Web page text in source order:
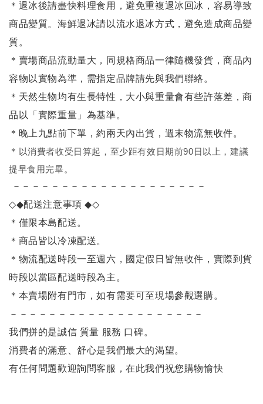
＊退冰後請盡快料理食用，避免重複退冰回冰，容易導致
商品變質。海鮮退冰請以流水退冰方式，避免造成商品變
質。
＊賣場商品流動量大，同規格商品一律隨機發貨，商品內
容物以實物為準，需指定品牌請先與我們聯絡。
＊天然生物均有生長特性，大小與重量會有些許落差，商
品以「實際重量」為基準。
＊晚上九點前下單，約兩天內出貨，週末物流無收件。
＊ 以消費者收受日算起，至少距有效日期前90日以上，建議
提早食用完畢。
－－－－－－－－－－－－－－－－－－－－
◇◆配送注意事項◆◇
＊僅限本島配送。
＊商品皆以冷凍配送。
＊物流配送時段一至週六，國定假日皆無收件，實際到貨
時段以當區配送時段為主。
＊本賣場附有門市，如有需要可至現場參觀選購。
－－－－－－－－－－－－－－－－－－－－
我們拼的是誠信 質量 服務 口碑。
消費者的滿意、舒心是我們最大的渴望。
有任何問題歡迎詢問客服，在此我們祝您購物愉快